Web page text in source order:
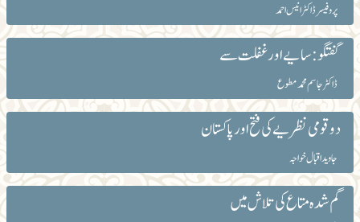
پروفیسر ڈاکٹر انیس احمد
گفتگو: سایے اور غفلت سے
ڈاکٹر جاسم محمد مطوع
دو قومی نظریے کی فتح اور پاکستان
جاوید اقبال خواجہ
گم شدہ متاع کی تلاش میں